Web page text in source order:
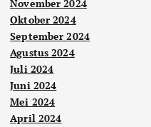
November 2024
Oktober 2024
September 2024
Agustus 2024
Juli 2024
Juni 2024
Mei 2024
April 2024